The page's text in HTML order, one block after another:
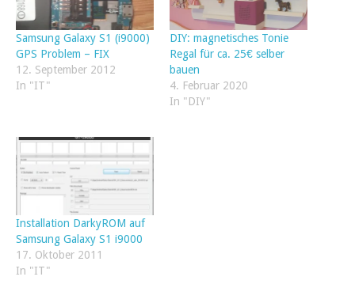
Samsung Galaxy S1 (i9000)
GPS Problem – FIX
12. September 2012
In "IT"
DIY: magnetisches Tonie
Regal für ca. 25€ selber
bauen
4. Februar 2020
In "DIY"
Installation DarkyROM auf
Samsung Galaxy S1 i9000
17. Oktober 2011
In "IT"